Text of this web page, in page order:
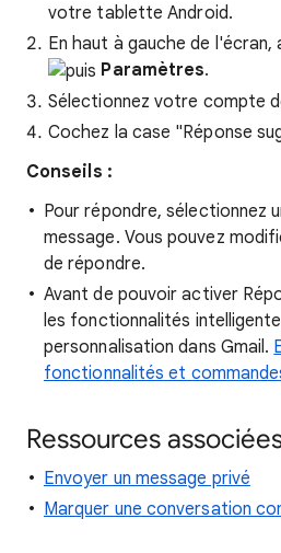
votre tablette Android.
En haut à gauche de l'écran,
Paramètres.
Sélectionnez votre compte
Cochez la case "Réponse
Conseils :
Pour répondre, sélectionnez
message. Vous pouvez
de répondre.
Avant de pouvoir activer
les fonctionnalités
personnalisation dans Gmail.
fonctionnalités et
Ressources
Envoyer un message privé
Marquer une conversation